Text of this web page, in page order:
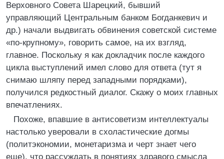
Верховного Совета Шарецкий, бывший
управляющий Центральным банком Богданкевич и
др.) начали выдвигать обвинения советской системе
«по-крупному», говорить самое, на их взгляд,
главное. Поскольку я как докладчик после каждого
цикла выступлений имел слово для ответа (тут я
снимаю шляпу перед западными порядками),
получился редкостный диалог. Скажу о моих главных
впечатлениях.
Похоже, впавшие в антисоветизм интеллектуалы
настолько уверовали в схоластические догмы
(политэкономии, монетаризма и черт знает чего
еще), что рассуждать в понятиях здравого смысла